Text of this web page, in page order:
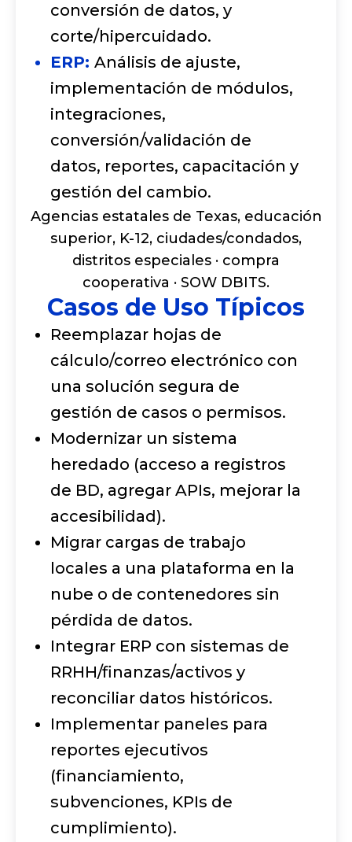
conversión de datos, y
corte/hipercuidado.
ERP: Análisis de ajuste,
implementación de módulos,
integraciones,
conversión/validación de
datos, reportes, capacitación y
gestión del cambio.
Agencias estatales de Texas, educación
superior, K-12, ciudades/condados,
distritos especiales · compra
cooperativa · SOW DBITS.
Casos de Uso Típicos
Reemplazar hojas de
cálculo/correo electrónico con
una solución segura de
gestión de casos o permisos.
Modernizar un sistema
heredado (acceso a registros
de BD, agregar APIs, mejorar la
accesibilidad).
Migrar cargas de trabajo
locales a una plataforma en la
nube o de contenedores sin
pérdida de datos.
Integrar ERP con sistemas de
RRHH/finanzas/activos y
reconciliar datos históricos.
Implementar paneles para
reportes ejecutivos
(financiamiento,
subvenciones, KPIs de
cumplimiento).